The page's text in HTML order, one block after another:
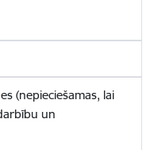
(nepieciešamas, lai
un